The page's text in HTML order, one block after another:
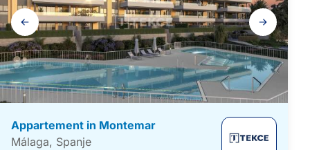
Galerij
navigatie
Appartement in Montemar
Málaga, Spanje